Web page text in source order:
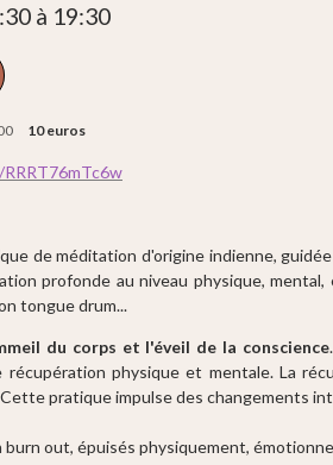
à 19:30
10 euros
de méditation d'origine indienne,
profonde au niveau physique,
tongue drum...
du corps et l'éveil de la conscience
physique et mentale. La
pratique impulse des changements
out, épuisés physiquement,